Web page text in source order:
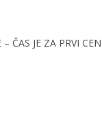
JE ZA PRVI